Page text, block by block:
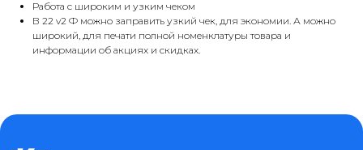
Работа с широким и узким чеком
В 22 v2 Ф можно заправить узкий чек, для экономии. А можно
широкий, для печати полной номенклатуры товара и
информации об акциях и скидках.
ИП Голубь Максим Витальевич
ИНН 263215298019
ОГРНИП 323265100147351
Контакты
сайта
Сенсорные моноблоки